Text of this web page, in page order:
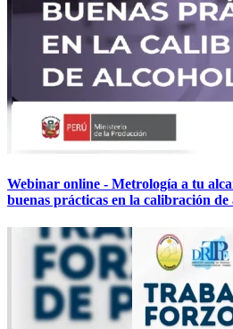
Webinar online - Metrología a tu
buenas prácticas en la calibración